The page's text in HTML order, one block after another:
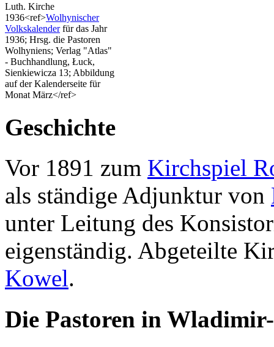
Luth. Kirche
1936<ref>Wolhynischer
Volkskalenderfür das Jahr
1936; Hrsg. die Pastoren
Wolhyniens; Verlag "Atlas"
- Buchhandlung, Łuck,
Sienkiewicza 13; Abbildung
auf der Kalenderseite für
Monat März</ref>
Geschichte
Vor 1891 zum Kirchspiel
als ständige Adjunktur von
unter Leitung des
eigenständig. Abgeteilte
Kowel.
Die Pastoren in